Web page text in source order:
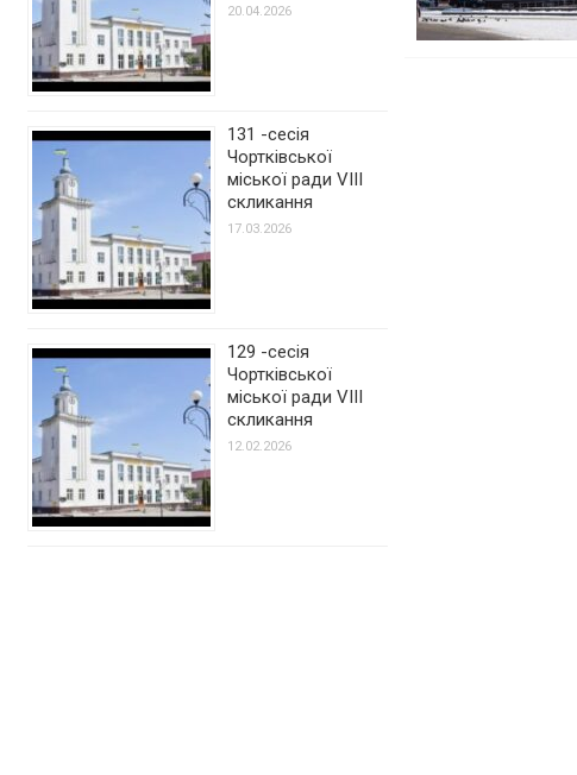
20.04.2026
131 -сесія
Чортківської
міської ради VIII
скликання
17.03.2026
129 -сесія
Чортківської
міської ради VIII
скликання
12.02.2026